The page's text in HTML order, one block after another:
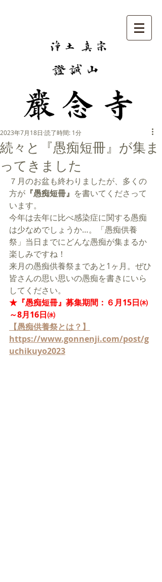
続々と『愚痴短冊』が集ま
ってきました
2023年7月18日 読了時間: 1分
７月のお盆も終わりましたが、多くの
方が 『愚痴短冊』 を書いてくださって
います。
今年は去年に比べ感染症に関する愚痴
は少なめでしょうか…。「愚痴供養
祭」当日までにどんな愚痴が集まるか
楽しみですね！
来月の愚痴供養祭まであと1ヶ月。ぜひ
皆さんの思い思いの愚痴を書きにいら
してください。
★『愚痴短冊』募集期間：６月15日㈭
～8月16日㈬
【愚痴供養祭とは？】
https://www.gonnenji.com/post/g
uchikuyo2023